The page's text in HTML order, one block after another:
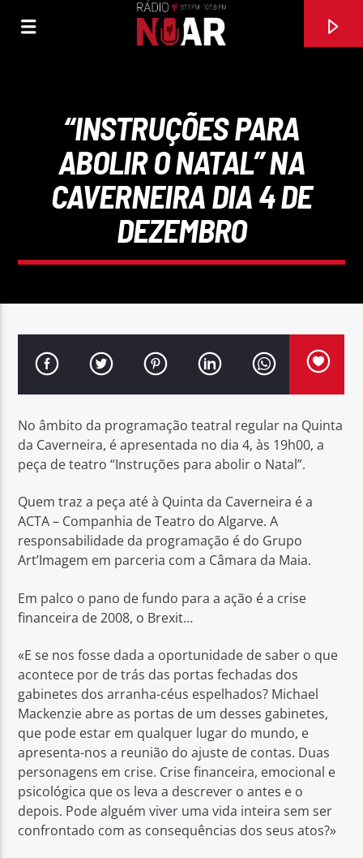
FAIXA ATUAL
MULHER LATINA
MÓNIKA REIS
Rádio No ar
“INSTRUÇÕES PARA
ABOLIR O NATAL” NA
CAVERNEIRA DIA 4 DE
DEZEMBRO
No âmbito da programação teatral regular na Quinta
da Caverneira, é apresentada no dia 4, às 19h00, a
peça de teatro “Instruções para abolir o Natal”.
Quem traz a peça até à Quinta da Caverneira é a
ACTA – Companhia de Teatro do Algarve. A
responsabilidade da programação é do Grupo
Art’Imagem em parceria com a Câmara da Maia.
Em palco o pano de fundo para a ação é a crise
financeira de 2008, o Brexit…
«E se nos fosse dada a oportunidade de saber o que
acontece por de trás das portas fechadas dos
gabinetes dos arranha-céus espelhados? Michael
Mackenzie abre as portas de um desses gabinetes,
que pode estar em qualquer lugar do mundo, e
apresenta-nos a reunião do ajuste de contas. Duas
personagens em crise. Crise financeira, emocional e
psicológica que os leva a descrever o antes e o
depois. Pode alguém viver uma vida inteira sem ser
confrontado com as consequências dos seus atos?»